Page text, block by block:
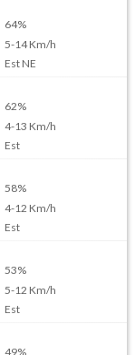
64%
5-14Km/h
Est NE
62%
4-13 Km/h
Est
58%
4-12 Km/h
Est
53%
5-12 Km/h
Est
49%